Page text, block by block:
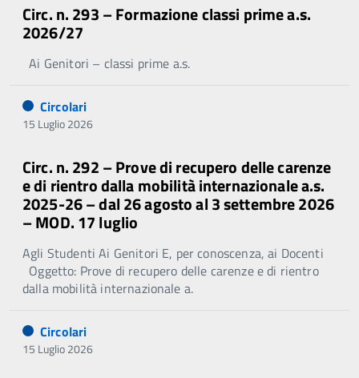
Circ. n. 293 – Formazione classi prime a.s.
2026/27
Ai Genitori – classi prime a.s.
Circolari
15 Luglio 2026
Circ. n. 292 – Prove di recupero delle carenze
e di rientro dalla mobilità internazionale a.s.
2025-26 – dal 26 agosto al 3 settembre 2026
– MOD. 17 luglio
Agli Studenti Ai Genitori E, per conoscenza, ai Docenti
Oggetto: Prove di recupero delle carenze e di rientro
dalla mobilità internazionale a.
Circolari
15 Luglio 2026